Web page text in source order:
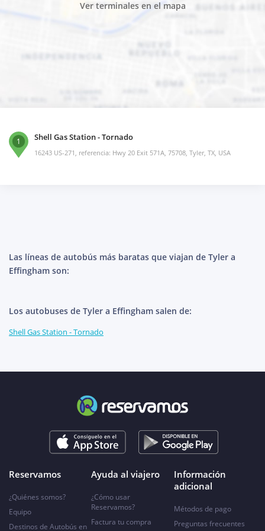
Ver terminales en el mapa
1 Shell Gas Station - Tornado
16243 US-271, referencia: Hwy 20 Exit 571A, 75708, Tyler, TX, USA
Las líneas de autobús más baratas que viajan de Tyler a
Effingham son:
Los autobuses de Tyler a Effingham salen de:
Shell Gas Station - Tornado
Reservamos
¿Quiénes somos?
Equipo
Destinos de Autobús en
Ayuda al viajero
¿Cómo usar
Reservamos?
Factura tu compra
Información
adicional
Métodos de pago
Preguntas frecuentes